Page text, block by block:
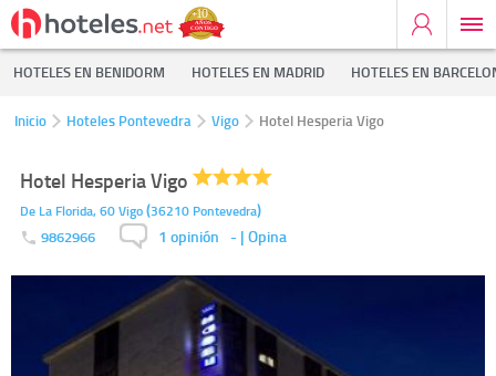
HOTELES EN BENIDORM HOTELES EN MADRID HOTELES EN
Inicio Hoteles Pontevedra Vigo Hotel Hesperia Vigo
Hotel Hesperia Vigo
De La Florida, 60Vigo(36210 Pontevedra)
9862966 1 opinión - | Opina